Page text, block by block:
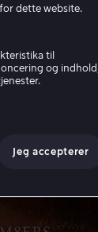
dette website.
til
og indhold,
Jeg accepterer